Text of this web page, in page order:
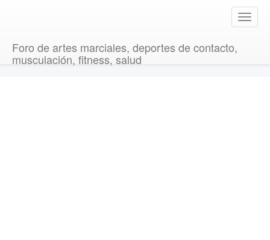
T
o
Foro de artes marciales, deportes de contacto,
musculación, fitness, salud